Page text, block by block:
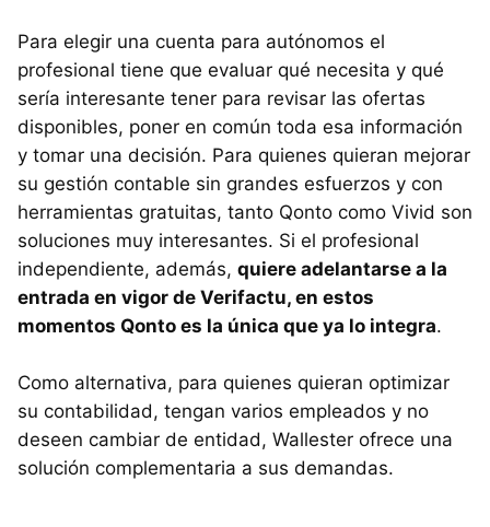
Para elegir una cuenta para autónomos el
profesional tiene que evaluar qué necesita y qué
sería interesante tener para revisar las ofertas
disponibles, poner en común toda esa información
y tomar una decisión. Para quienes quieran mejorar
su gestión contable sin grandes esfuerzos y con
herramientas gratuitas, tanto Qonto como Vivid son
soluciones muy interesantes. Si el profesional
independiente, además, quiere adelantarse a la
entrada en vigor de Verifactu, en estos
momentos Qonto es la única que ya lo integra.
Como alternativa, para quienes quieran optimizar
su contabilidad, tengan varios empleados y no
deseen cambiar de entidad, Wallester ofrece una
solución complementaria a sus demandas.